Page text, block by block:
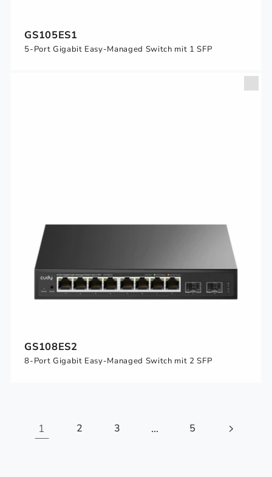
GS105ES1
5-Port Gigabit Easy-Managed Switch mit 1 SFP
GS108ES2
8-Port Gigabit Easy-Managed Switch mit 2 SFP
1 2 3 … 5